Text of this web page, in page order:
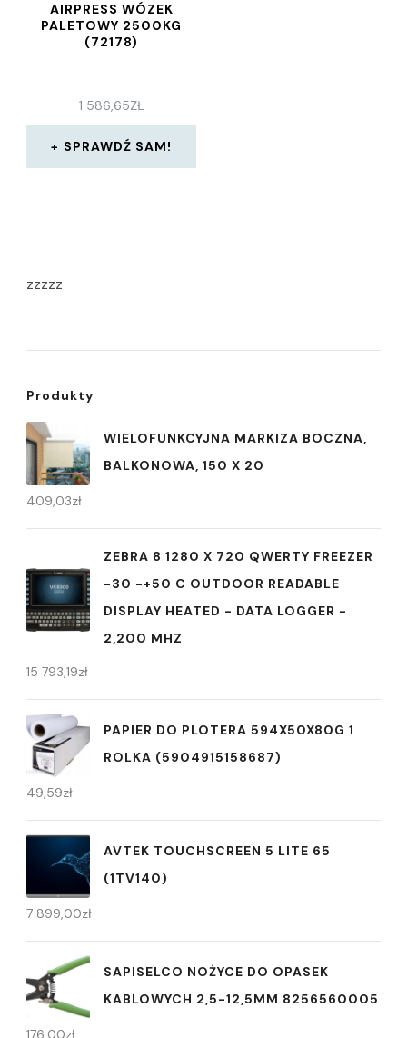
AIRPRESS WÓZEK
PALETOWY 2500KG
(72178)
1 586,65ZŁ
SPRAWDŹ SAM!
zzzzz
Produkty
WIELOFUNKCYJNA MARKIZA BOCZNA,
BALKONOWA, 150 X 20
409,03zł
ZEBRA 8 1280 X 720 QWERTY FREEZER
-30 -+50 C OUTDOOR READABLE
DISPLAY HEATED - DATA LOGGER -
2,200 MHZ
15 793,19zł
PAPIER DO PLOTERA 594X50X80G 1
ROLKA (5904915158687)
49,59zł
AVTEK TOUCHSCREEN 5 LITE 65
(1TV140)
7 899,00zł
SAPISELCO NOŻYCE DO OPASEK
KABLOWYCH 2,5-12,5MM 8256560005
176,00zł